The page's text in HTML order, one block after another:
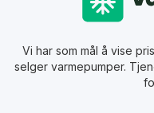
Vi har som mål å vise
selger varmepumper.